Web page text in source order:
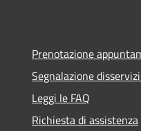
Prenotazione
Segnalazione
Leggi le FAQ
Richiesta di assistenza